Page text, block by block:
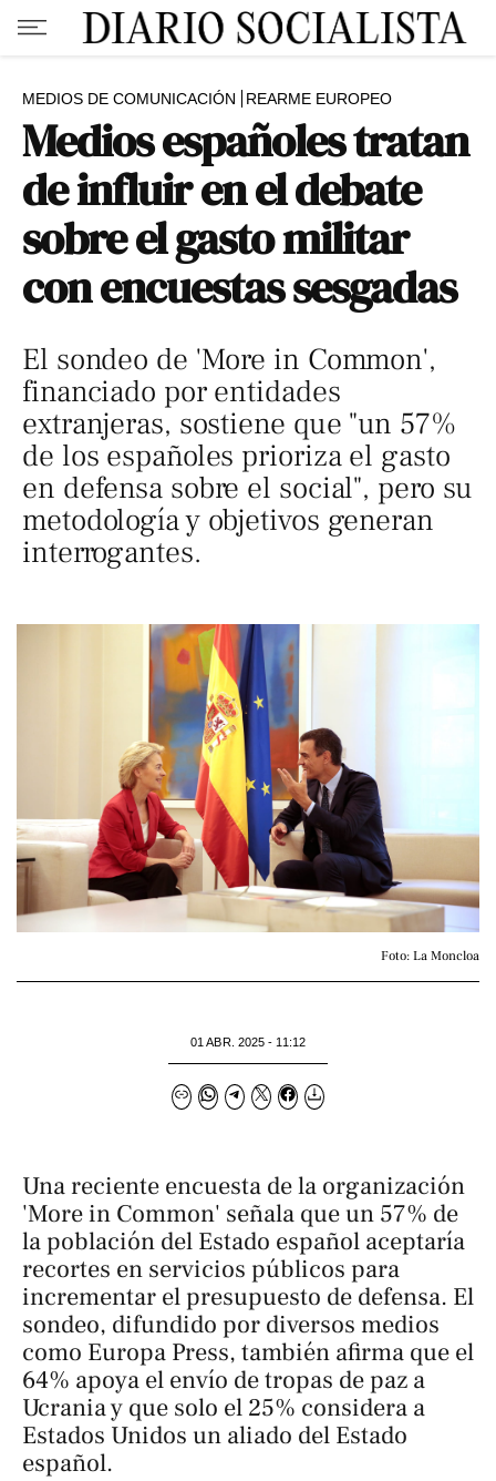
MEDIOS DE COMUNICACIÓN REARME EUROPEO
Medios españoles tratan
de influir en el debate
sobre el gasto militar
con encuestas sesgadas
El sondeo de 'More in Common',
financiado por entidades
extranjeras, sostiene que "un 57%
de los españoles prioriza el gasto
en defensa sobre el social", pero su
metodología y objetivos generan
interrogantes.
Foto: La Moncloa
01 ABR. 2025 - 11:12
Una reciente encuesta de la organización
'More in Common' señala que un 57% de
la población del Estado español aceptaría
recortes en servicios públicos para
incrementar el presupuesto de defensa. El
sondeo, difundido por diversos medios
como Europa Press, también afirma que el
64% apoya el envío de tropas de paz a
Ucrania y que solo el 25% considera a
Estados Unidos un aliado del Estado
español.